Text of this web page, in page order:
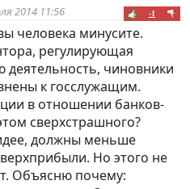
2014 11:56 -1
человека минусите.
регулирующая
деятельность, чиновники
к госслужащим.
в отношении банков-
сверхстрашного?
должны меньше
Но этого не
Объясню почему: